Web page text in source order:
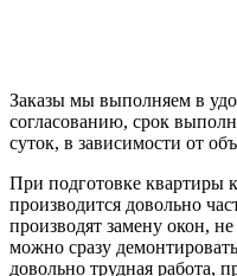
Заказы мы выполняем в
согласованию, срок
суток, в зависимости от
При подготовке квартиры
производится довольно
производят замену окон,
можно сразу
довольно трудная работа,